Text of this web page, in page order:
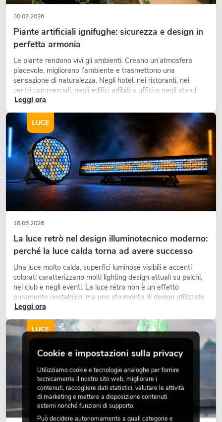
30.07.2026
Piante artificiali ignifughe: sicurezza e design in
perfetta armonia
Le piante rendono vivi gli ambienti. Creano un’atmosfera
piacevole, migliorano l’ambiente e trasmettono una
sensazione di naturalezza. Negli hotel, nei ristoranti, nei
centri commerciali, negli edifici adibiti a uffici o negli stand
fieristici, una vegetazione di alta qualità è ormai parte
Leggi ora
18.06.2026
La luce retrò nel design illuminotecnico moderno:
perché la luce calda torna ad avere successo
Una luce molto calda, superfici luminose visibili e accenti
colorati caratterizzano molti lighting design attuali su palchi,
nei club e negli eventi. La luce rétro non è un effetto
puramente nostalgico, ma uno strumento di design utilizzato
in modo consapevole: crea atmosfera, dona carattere alle
Leggi ora
LUCE
LUCE
Cookie e impostazioni sulla privacy
Utilizziamo cookie e tecnologie analoghe per fornire
tecnicamente il nostro sito web, migliorare i
contenuti, raccogliere dati statistici, valutare le attività
di marketing e mettere a disposizione contenuti
esterni nonché funzioni di supporto.
Può decidere autonomamente a quali categorie e